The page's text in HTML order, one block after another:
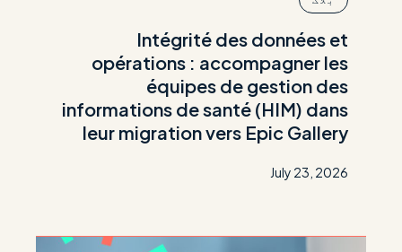
Intégrité des données et
opérations : accompagner les
équipes de gestion des
informations de santé (HIM) dans
leur migration vers Epic Gallery
July 23, 2026